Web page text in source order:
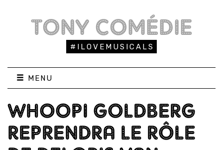
TONY COMÉDIE
#ILOVEMUSICALS
MENU
WHOOPI GOLDBERG
REPRENDRA LE RÔLE